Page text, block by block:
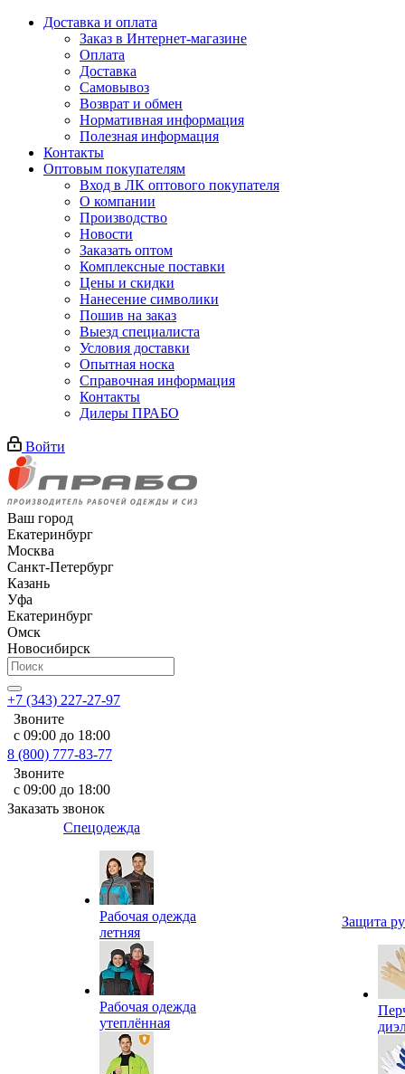
Доставка и оплата
Заказ в Интернет-магазине
Оплата
Доставка
Самовывоз
Возврат и обмен
Нормативная информация
Полезная информация
Контакты
Оптовым покупателям
Вход в ЛК оптового покупателя
О компании
Производство
Новости
Заказать оптом
Комплексные поставки
Цены и скидки
Нанесение символики
Пошив на заказ
Выезд специалиста
Условия доставки
Опытная носка
Справочная информация
Контакты
Дилеры ПРАБО
Войти
Ваш город
Екатеринбург
Москва
Санкт-Петербург
Казань
Уфа
Екатеринбург
Омск
Новосибирск
+7 (343) 227-27-97
Звоните
с 09:00 до 18:00
8 (800) 777-83-77
Звоните
с 09:00 до 18:00
Заказать звонок
Спецодежда
Рабочая одежда
летняя
Рабочая одежда
утеплённая
Защита